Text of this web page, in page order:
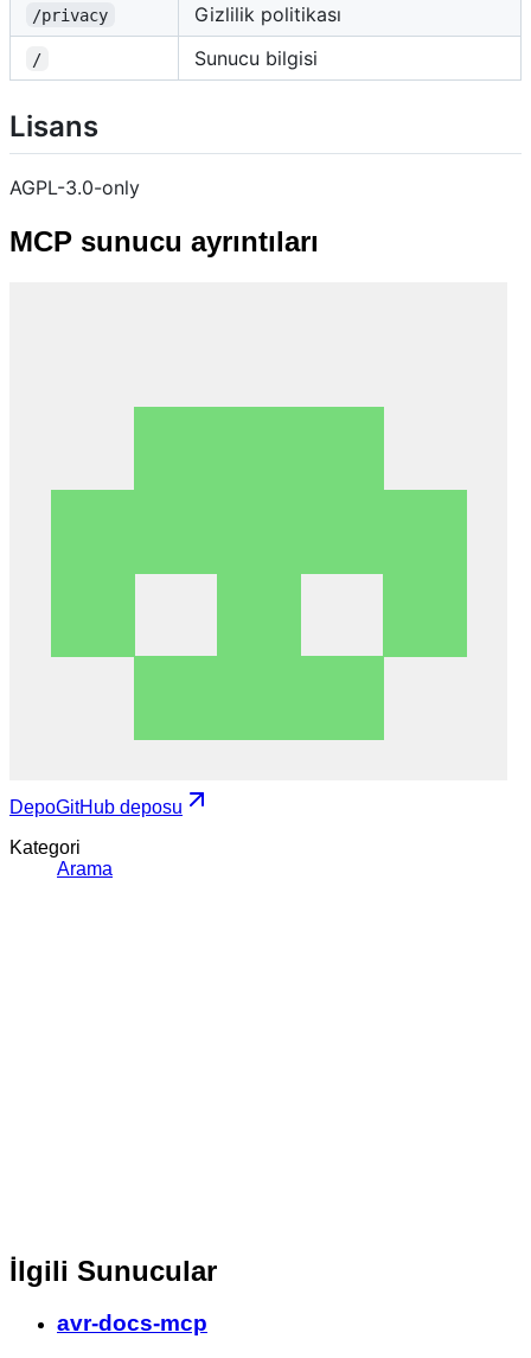
/privacy Gizlilik politikası
/ Sunucu bilgisi
Lisans
AGPL-3.0-only
MCP sunucu ayrıntıları
DepoGitHub deposu
Kategori
Arama
İlgili Sunucular
avr-docs-mcp